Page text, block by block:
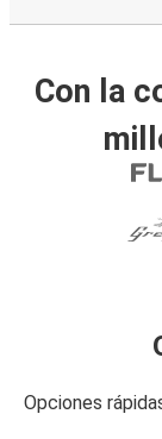
Con la
Opciones